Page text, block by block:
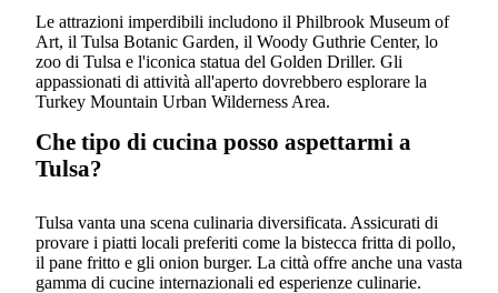
Le attrazioni imperdibili includono il Philbrook Museum of
Art, il Tulsa Botanic Garden, il Woody Guthrie Center, lo
zoo di Tulsa e l'iconica statua del Golden Driller. Gli
appassionati di attività all'aperto dovrebbero esplorare la
Turkey Mountain Urban Wilderness Area.
Che tipo di cucina posso aspettarmi a
Tulsa?
Tulsa vanta una scena culinaria diversificata. Assicurati di
provare i piatti locali preferiti come la bistecca fritta di pollo,
il pane fritto e gli onion burger. La città offre anche una vasta
gamma di cucine internazionali ed esperienze culinarie.